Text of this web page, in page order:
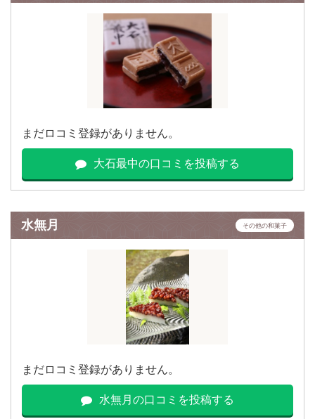
まだロコミ登録がありません。
大石最中の口コミを投稿する
水無月 その他の和菓子
まだロコミ登録がありません。
水無月の口コミを投稿する